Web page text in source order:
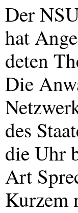
Der
hat
deten
Die
des
die Uhr
Art
Kurzem